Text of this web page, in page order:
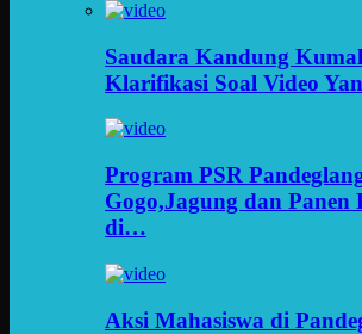
Saudara Kandung
Klarifikasi Soal Video
Program PSR
Gogo,Jagung dan Panen
di…
Aksi Mahasiswa di